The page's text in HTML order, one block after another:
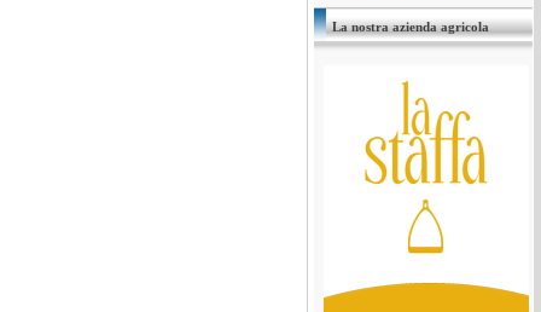
La nostra azienda agricola